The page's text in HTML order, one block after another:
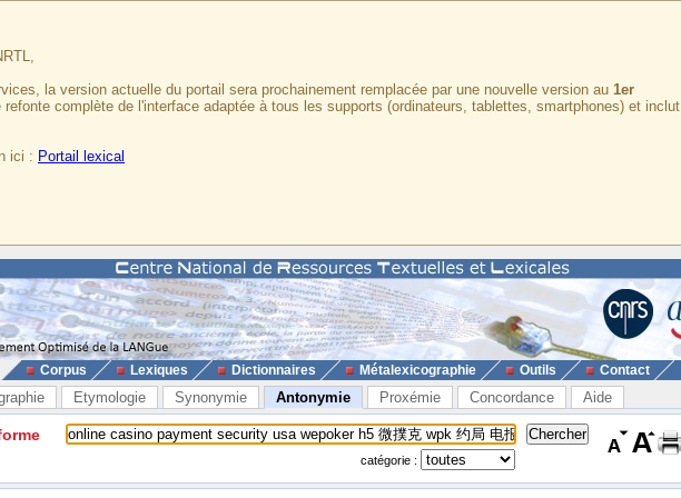
la version actuelle du portail sera prochainement remplacée par une nouvelle version au 1er
refonte complète de l'interface adaptée à tous les supports (ordinateurs, tablettes, smartphones) et inclut
ici : Portail lexical
Corpus Lexiques Dictionnaires Métalexicographie Outils Contact
Etymologie Synonymie Antonymie Proxémie Concordance Aide
catégorie :